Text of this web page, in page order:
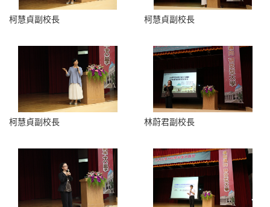
柯慧貞副校長 柯慧貞副校長
柯慧貞副校長 林蔚君副校長